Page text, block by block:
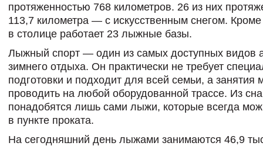
протяженностью 768 километров. 26 из них
113,7 километра — с искусственным снегом. Кроме
в столице работает 23 лыжные базы.
Лыжный спорт — один из самых доступных видов
зимнего отдыха. Он практически не требует
подготовки и подходит для всей семьи, а занятия
проводить на любой оборудованной трассе. Из
понадобятся лишь сами лыжи, которые всегда
в пункте проката.
На сегодняшний день лыжами занимаются 46,9